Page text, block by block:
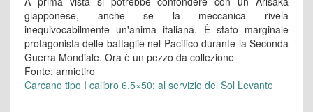
giapponese, anche se la meccanica rivela
inequivocabilmente un'anima italiana. È stato marginale
protagonista delle battaglie nel Pacifico durante la Seconda
Guerra Mondiale. Ora è un pezzo da collezione
Fonte: armietiro
Carcano tipo I calibro 6,5×50: al servizio del Sol Levante